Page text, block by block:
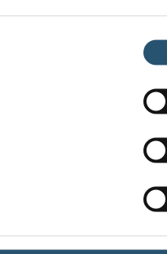
, som ofte skyldes skjult fugt bag
fugtige områder, især omkring
ændret forbrug, hvilket kan tyde